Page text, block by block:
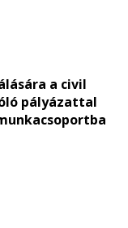
a civil
pályázattal